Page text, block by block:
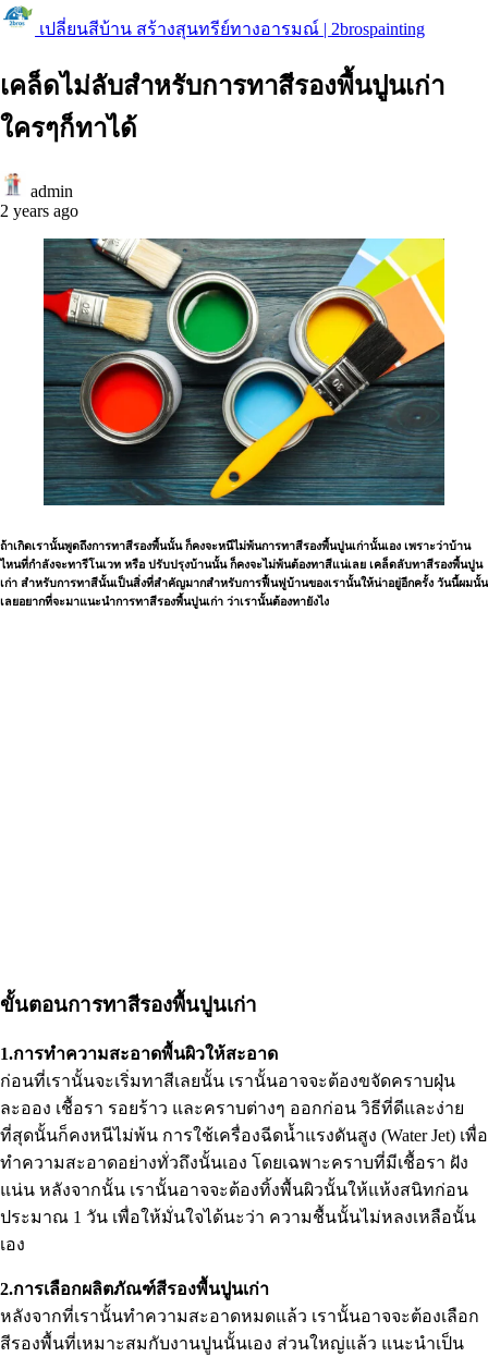
เปลี่ยนสีบ้าน สร้างสุนทรีย์ทางอารมณ์ | 2brospainting
เคล็ดไม่ลับสำหรับการทาสีรองพื้นปูนเก่า
ใครๆก็ทาได้
admin
2 years ago
ถ้าเกิดเรานั้นพูดถึงการทาสีรองพื้นนั้น ก็คงจะหนีไม่พ้นการทาสีรองพื้นปูนเก่านั้นเอง เพราะว่าบ้าน
ไหนที่กำลังจะทารีโนเวท หรือ ปรับปรุงบ้านนั้น ก็คงจะไม่พ้นต้องทาสีแน่เลย เคล็ดลับทาสีรองพื้นปูน
เก่า สำหรับการทาสีนั้นเป็นสิ่งที่สำคัญมากสำหรับการฟื้นฟูบ้านของเรานั้นให้น่าอยู่อีกครั้ง วันนี้ผมนั้น
เลยอยากที่จะมาแนะนำการทาสีรองพื้นปูนเก่า ว่าเรานั้นต้องทายังไง
ขั้นตอนการทาสีรองพื้นปูนเก่า
1.การทำความสะอาดพื้นผิวให้สะอาด
ก่อนที่เรานั้นจะเริ่มทาสีเลยนั้น เรานั้นอาจจะต้องขจัดคราบฝุ่น
ละออง เชื้อรา รอยร้าว และคราบต่างๆ ออกก่อน วิธีที่ดีและง่าย
ที่สุดนั้นก็คงหนีไม่พ้น การใช้เครื่องฉีดน้ำแรงดันสูง (Water Jet) เพื่อ
ทำความสะอาดอย่างทั่วถึงนั้นเอง โดยเฉพาะคราบที่มีเชื้อรา ฝัง
แน่น หลังจากนั้น เรานั้นอาจจะต้องทิ้งพื้นผิวนั้นให้แห้งสนิทก่อน
ประมาณ 1 วัน เพื่อให้มั่นใจได้นะว่า ความชื้นนั้นไม่หลงเหลือนั้น
เอง
2.การเลือกผลิตภัณฑ์สีรองพื้นปูนเก่า
หลังจากที่เรานั้นทำความสะอาดหมดแล้ว เรานั้นอาจจะต้องเลือก
สีรองพื้นที่เหมาะสมกับงานปูนนั้นเอง ส่วนใหญ่แล้ว แนะนำเป็น